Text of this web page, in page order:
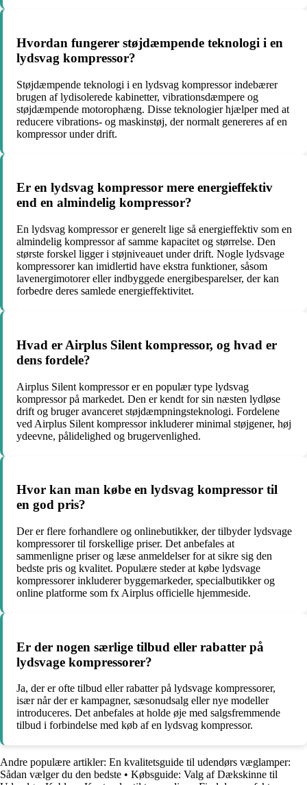
Hvordan fungerer støjdæmpende teknologi i en
lydsvag kompressor?
Støjdæmpende teknologi i en lydsvag kompressor indebærer
brugen af lydisolerede kabinetter, vibrationsdæmpere og
støjdæmpende motorophæng. Disse teknologier hjælper med at
reducere vibrations- og maskinstøj, der normalt genereres af en
kompressor under drift.
Er en lydsvag kompressor mere energieffektiv
end en almindelig kompressor?
En lydsvag kompressor er generelt lige så energieffektiv som en
almindelig kompressor af samme kapacitet og størrelse. Den
største forskel ligger i støjniveauet under drift. Nogle lydsvage
kompressorer kan imidlertid have ekstra funktioner, såsom
lavenergimotorer eller indbyggede energibesparelser, der kan
forbedre deres samlede energieffektivitet.
Hvad er Airplus Silent kompressor, og hvad er
dens fordele?
Airplus Silent kompressor er en populær type lydsvag
kompressor på markedet. Den er kendt for sin næsten lydløse
drift og bruger avanceret støjdæmpningsteknologi. Fordelene
ved Airplus Silent kompressor inkluderer minimal støjgener, høj
ydeevne, pålidelighed og brugervenlighed.
Hvor kan man købe en lydsvag kompressor til
en god pris?
Der er flere forhandlere og onlinebutikker, der tilbyder lydsvage
kompressorer til forskellige priser. Det anbefales at
sammenligne priser og læse anmeldelser for at sikre sig den
bedste pris og kvalitet. Populære steder at købe lydsvage
kompressorer inkluderer byggemarkeder, specialbutikker og
online platforme som fx Airplus officielle hjemmeside.
Er der nogen særlige tilbud eller rabatter på
lydsvage kompressorer?
Ja, der er ofte tilbud eller rabatter på lydsvage kompressorer,
især når der er kampagner, sæsonudsalg eller nye modeller
introduceres. Det anbefales at holde øje med salgsfremmende
tilbud i forbindelse med køb af en lydsvag kompressor.
Andre populære artikler: En kvalitetsguide til udendørs væglamper:
Sådan vælger du den bedste • Købsguide: Valg af Dækskinne til